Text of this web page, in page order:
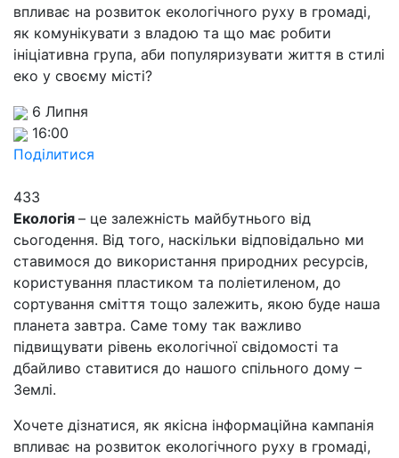
впливає на розвиток екологічного руху в громаді,
як комунікувати з владою та що має робити
ініціативна група, аби популяризувати життя в стилі
еко у своєму місті?
6 Липня
16:00
Поділитися
433
Екологія – це залежність майбутнього від
сьогодення. Від того, наскільки відповідально ми
ставимося до використання природних ресурсів,
користування пластиком та поліетиленом, до
сортування сміття тощо залежить, якою буде наша
планета завтра. Саме тому так важливо
підвищувати рівень екологічної свідомості та
дбайливо ставитися до нашого спільного дому –
Землі.
Хочете дізнатися, як якісна інформаційна кампанія
впливає на розвиток екологічного руху в громаді,